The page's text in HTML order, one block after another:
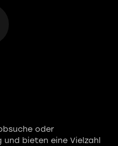
oder
und bieten eine Vielzahl